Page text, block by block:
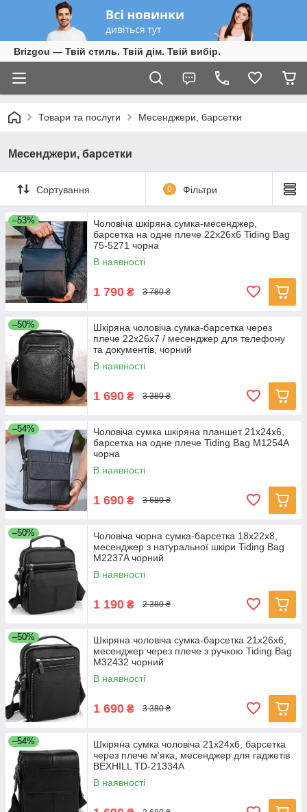
Brizgou — Твій стиль. Твій дім. Твій вибір.
Товари та послуги Месенджери, барсетки
Месенджери, барсетки
Сортування 0 Фільтри
–53%
Чоловіча шкіряна сумка-месенджер,
барсетка на одне плече 22x26x6 Tiding Bag
75-5271 чорна
В наявності
1 790 ₴ 3 780 ₴
–50%
Шкіряна чоловіча сумка-барсетка через
плече 22х26х7 / месенджер для телефону
та документів, чорний
В наявності
1 690 ₴ 3 380 ₴
–54%
Чоловіча сумка шкіряна планшет 21х24х6,
барсетка на одне плече Tiding Bag M1254A
чорна
В наявності
1 690 ₴ 3 680 ₴
–50%
Чоловіча чорна сумка-барсетка 18x22x8,
месенджер з натуральної шкіри Tiding Bag
M2237A чорний
В наявності
1 190 ₴ 2 380 ₴
–50%
Шкіряна чоловіча сумка-барсетка 21х26х6,
месенджер через плече з ручкою Tiding Bag
M32432 чорний
В наявності
1 690 ₴ 3 380 ₴
–54%
Шкіряна сумка чоловіча 21х24х6, барсетка
через плече м'яка, месенджер для гаджетів
BEXHILL TD-21334A
В наявності